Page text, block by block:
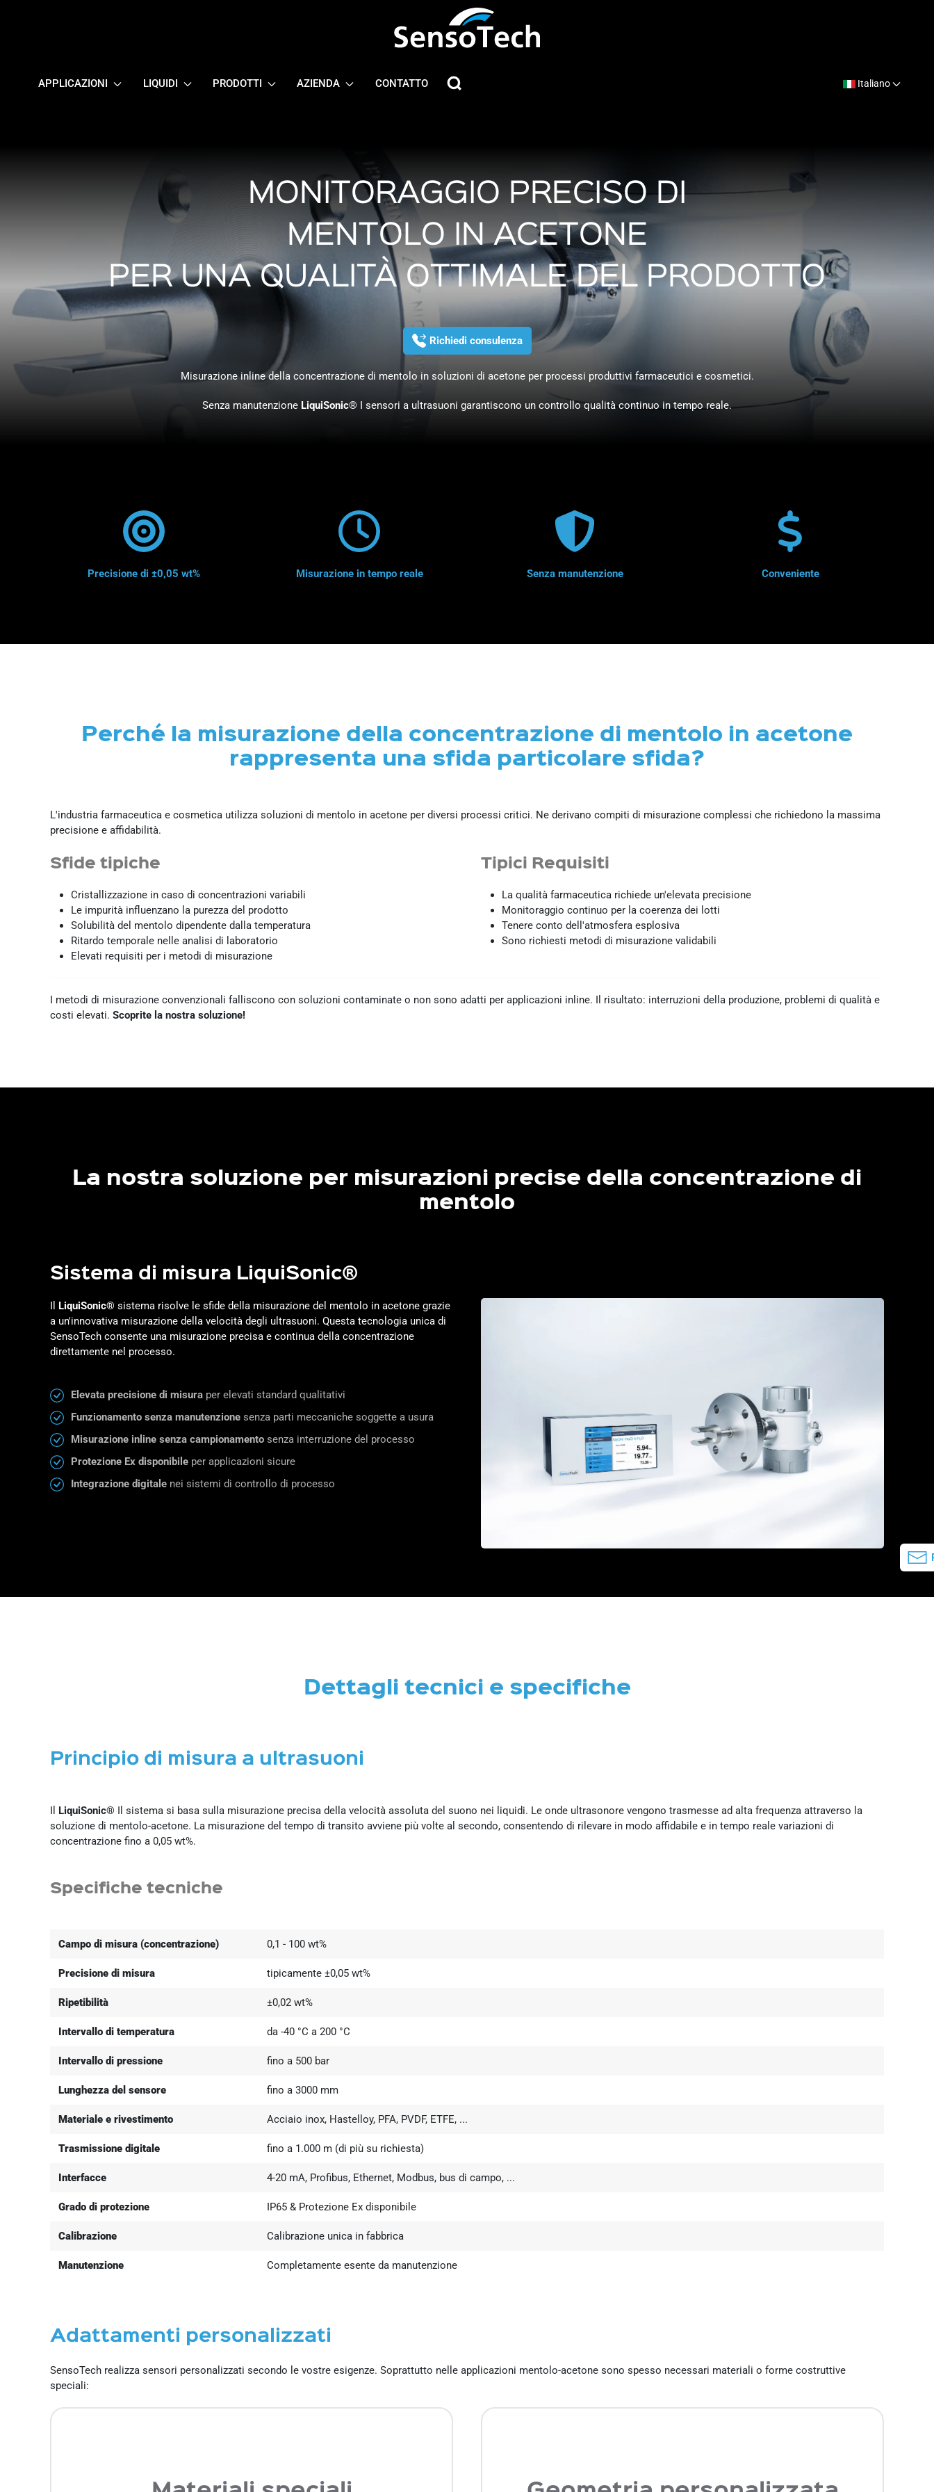
APPLICAZIONI LIQUIDI PRODOTTI AZIENDA CONTATTO Italiano
MONITORAGGIO PRECISO DI
MENTOLO IN ACETONE
PER UNA QUALITÀ OTTIMALE DEL PRODOTTO
Richiedi consulenza
Misurazione inline della concentrazione di mentolo in soluzioni di acetone per processi produttivi farmaceutici e cosmetici.
Senza manutenzione LiquiSonic® I sensori a ultrasuoni garantiscono un controllo qualità continuo in tempo reale.
Precisione di ±0,05 wt% Misurazione in tempo reale Senza manutenzione Conveniente
Perché la misurazione della concentrazione di mentolo in acetone
rappresenta una sfida particolare sfida?
L'industria farmaceutica e cosmetica utilizza soluzioni di mentolo in acetone per diversi processi critici. Ne derivano compiti di misurazione complessi che richiedono la massima
precisione e affidabilità.
Sfide tipiche
Cristallizzazione in caso di concentrazioni variabili
Le impurità influenzano la purezza del prodotto
Solubilità del mentolo dipendente dalla temperatura
Ritardo temporale nelle analisi di laboratorio
Elevati requisiti per i metodi di misurazione
Tipici Requisiti
La qualità farmaceutica richiede un'elevata precisione
Monitoraggio continuo per la coerenza dei lotti
Tenere conto dell'atmosfera esplosiva
Sono richiesti metodi di misurazione validabili
I metodi di misurazione convenzionali falliscono con soluzioni contaminate o non sono adatti per applicazioni inline. Il risultato: interruzioni della produzione, problemi di qualità e
costi elevati. Scoprite la nostra soluzione!
La nostra soluzione per misurazioni precise della concentrazione di
mentolo
Sistema di misura LiquiSonic®
Il LiquiSonic® sistema risolve le sfide della misurazione del mentolo in acetone grazie
a un'innovativa misurazione della velocità degli ultrasuoni. Questa tecnologia unica di
SensoTech consente una misurazione precisa e continua della concentrazione
direttamente nel processo.
Elevata precisione di misura per elevati standard qualitativi
Funzionamento senza manutenzione senza parti meccaniche soggette a usura
Misurazione inline senza campionamento senza interruzione del processo
Protezione Ex disponibile per applicazioni sicure
Integrazione digitale nei sistemi di controllo di processo
Dettagli tecnici e specifiche
Principio di misura a ultrasuoni
Il LiquiSonic® Il sistema si basa sulla misurazione precisa della velocità assoluta del suono nei liquidi. Le onde ultrasonore vengono trasmesse ad alta frequenza attraverso la
soluzione di mentolo-acetone. La misurazione del tempo di transito avviene più volte al secondo, consentendo di rilevare in modo affidabile e in tempo reale variazioni di
concentrazione fino a 0,05 wt%.
Specifiche tecniche
Campo di misura (concentrazione) 0,1 - 100 wt%
Precisione di misura tipicamente ±0,05 wt%
Ripetibilità ±0,02 wt%
Intervallo di temperatura da -40 °C a 200 °C
Intervallo di pressione fino a 500 bar
Lunghezza del sensore fino a 3000 mm
Materiale e rivestimento Acciaio inox, Hastelloy, PFA, PVDF, ETFE, ...
Trasmissione digitale fino a 1.000 m (di più su richiesta)
Interfacce 4-20 mA, Profibus, Ethernet, Modbus, bus di campo, ...
Grado di protezione IP65 & Protezione Ex disponibile
Calibrazione Calibrazione unica in fabbrica
Manutenzione Completamente esente da manutenzione
Adattamenti personalizzati
SensoTech realizza sensori personalizzati secondo le vostre esigenze. Soprattutto nelle applicazioni mentolo-acetone sono spesso necessari materiali o forme costruttive
speciali: